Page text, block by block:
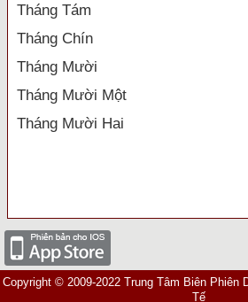
Tháng Tám
Tháng Chín
Tháng Mười
Tháng Mười Một
Tháng Mười Hai
Copyright © 2009-2022 Trung Tâm Biên Phiên
Tế